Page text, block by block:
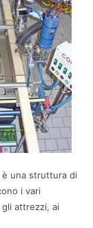
una struttura di
i vari
attrezzi, ai